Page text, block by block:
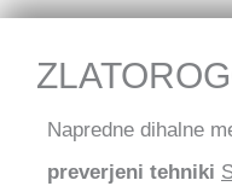
Napredne dihalne
preverjeni tehniki